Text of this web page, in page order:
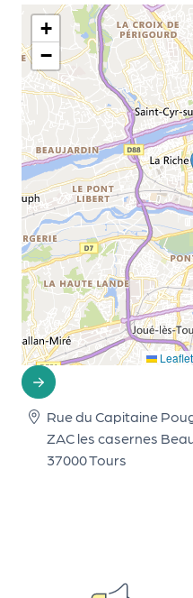
+
−
Leaflet
Rue du Capitaine
ZAC les casernes
37000 Tours
n
i
s
a
e
u
r
P
r
o
p
e
r
u